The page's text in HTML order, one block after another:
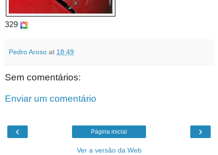
329
Pedro Aroso at 18:49
Sem comentários:
Enviar um comentário
‹ ›
Página inicial
Ver a versão da Web